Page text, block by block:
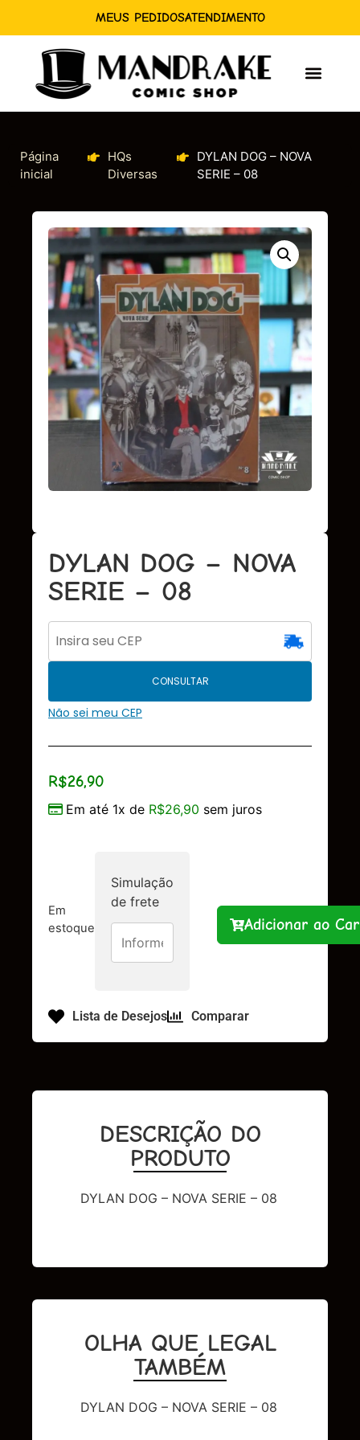
MEUS PEDIDOSATENDIMENTO
Página
inicial
HQs
Diversas
DYLAN DOG – NOVA
SERIE – 08
DYLAN DOG – NOVA
SERIE – 08
CONSULTAR
Não sei meu CEP
R$26,90
Em até 1x de R$26,90 sem juros
Em
estoque
Simulação
de frete
Adicionar ao
Lista de Desejos Comparar
DESCRIÇÃO DO
PRODUTO
DYLAN DOG – NOVA SERIE – 08
OLHA QUE LEGAL
TAMBÉM
DYLAN DOG – NOVA SERIE – 08